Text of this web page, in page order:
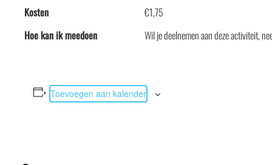
Kosten
€1,75
Hoe kan ik meedoen
Wil je deelnemen aan deze activiteit,
Toevoegen aan kalender